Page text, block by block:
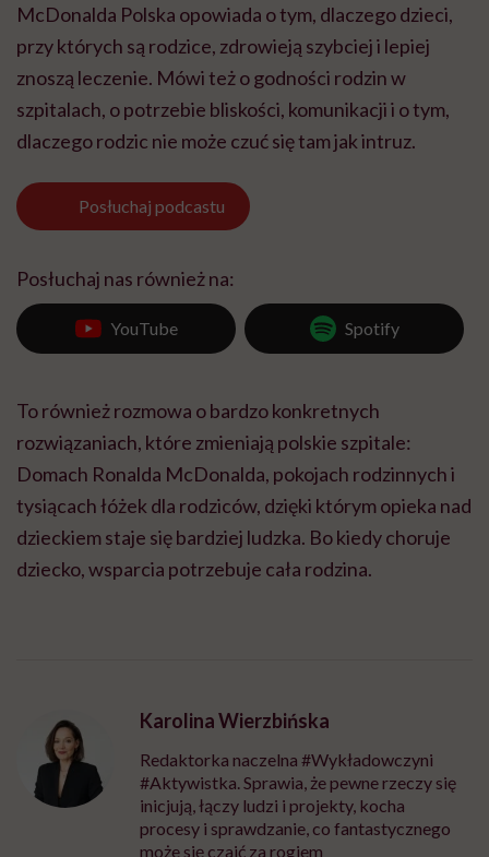
McDonalda Polska opowiada o tym, dlaczego dzieci,
przy których są rodzice, zdrowieją szybciej i lepiej
znoszą leczenie. Mówi też o godności rodzin w
szpitalach, o potrzebie bliskości, komunikacji i o tym,
dlaczego rodzic nie może czuć się tam jak intruz.
Posłuchaj podcastu
Posłuchaj nas również na:
YouTube Spotify
To również rozmowa o bardzo konkretnych
rozwiązaniach, które zmieniają polskie szpitale:
Domach Ronalda McDonalda, pokojach rodzinnych i
tysiącach łóżek dla rodziców, dzięki którym opieka nad
dzieckiem staje się bardziej ludzka. Bo kiedy choruje
dziecko, wsparcia potrzebuje cała rodzina.
Karolina Wierzbińska
Redaktorka naczelna #Wykładowczyni
#Aktywistka. Sprawia, że pewne rzeczy się
inicjują, łączy ludzi i projekty, kocha
procesy i sprawdzanie, co fantastycznego
może się czaić za rogiem